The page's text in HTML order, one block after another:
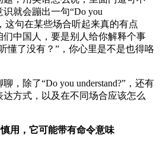
就会蹦出一句“Do you
这句在某些场合听起来真的有点
中国人，要是别人给你解释个事
懂了没有？”，你心里是不是也得咯
，除了“Do you understand?”，还有
方式，以及在不同场合应该怎么
用，它可能带有命令意味